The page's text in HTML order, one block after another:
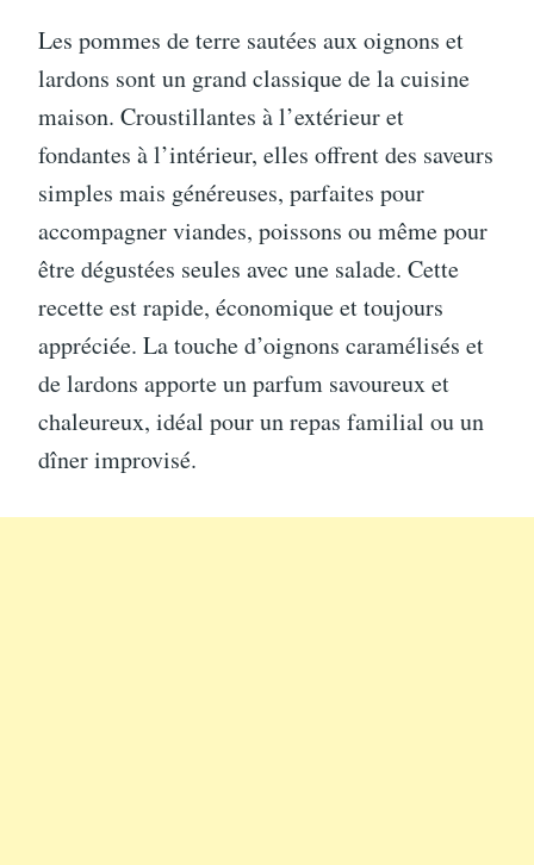
Les pommes de terre sautées aux oignons et
lardons sont un grand classique de la cuisine
maison. Croustillantes à l’extérieur et
fondantes à l’intérieur, elles offrent des saveurs
simples mais généreuses, parfaites pour
accompagner viandes, poissons ou même pour
être dégustées seules avec une salade. Cette
recette est rapide, économique et toujours
appréciée. La touche d’oignons caramélisés et
de lardons apporte un parfum savoureux et
chaleureux, idéal pour un repas familial ou un
dîner improvisé.